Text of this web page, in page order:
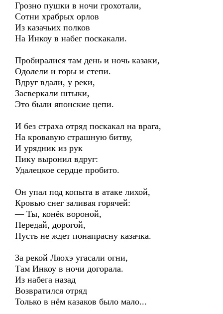
Грозно пушки в ночи грохотали,
Сотни храбрых орлов
Из казачьих полков
На Инкоу в набег поскакали.
Пробиралися там день и ночь казаки,
Одолели и горы и степи.
Вдруг вдали, у реки,
Засверкали штыки,
Это были японские цепи.
И без страха отряд поскакал на врага,
На кровавую страшную битву,
И урядник из рук
Пику выронил вдруг:
Удалецкое сердце пробито.
Он упал под копыта в атаке лихой,
Кровью снег заливая горячей:
— Ты, конёк вороной,
Передай, дорогой,
Пусть не ждет понапрасну казачка.
За рекой Ляохэ угасали огни,
Там Инкоу в ночи догорала.
Из набега назад
Возвратился отряд
Только в нём казаков было мало...